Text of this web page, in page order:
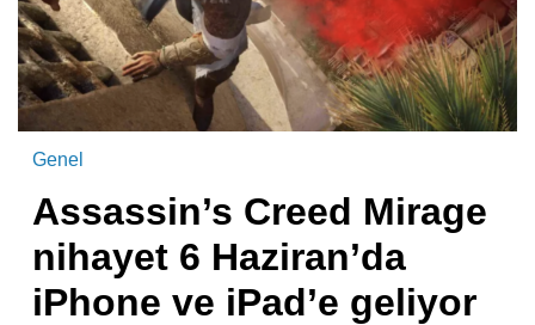
Genel
Assassin’s Creed Mirage
nihayet 6 Haziran’da
iPhone ve iPad’e geliyor